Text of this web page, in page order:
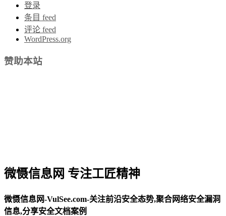
登录
条目 feed
评论 feed
WordPress.org
赞助本站
微慑信息网 专注工匠精神
微慑信息网-VulSee.com-关注前沿安全态势,聚合网络安全漏洞
信息,分享安全文档案例